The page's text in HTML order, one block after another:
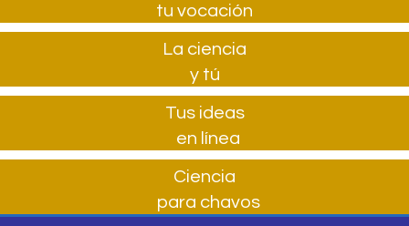
tu vocación
La ciencia
y tú
Tus ideas
en línea
Ciencia
para chavos